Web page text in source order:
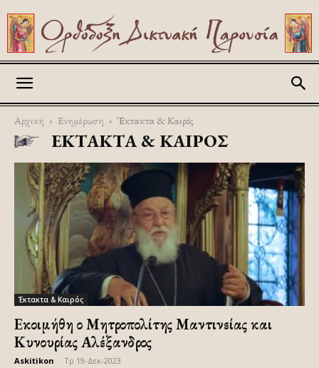
Αρχική Ενημέρωση Έκτακτα & Καιρός
ΈΚΤΑΚΤΑ & ΚΑΙΡΌΣ
Έκτακτα & Καιρός
Εκοιμήθη ο Μητροπολίτης Μαντινείας και
Κυνουρίας Αλέξανδρος
Askitikon Τρ 19-Δεκ-2023